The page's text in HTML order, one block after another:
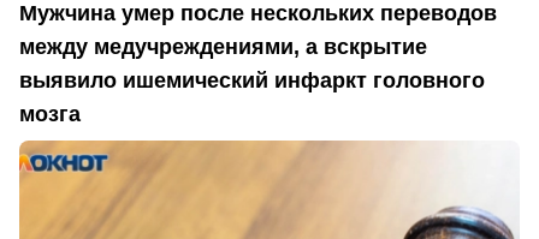
Мужчина умер после нескольких переводов
между медучреждениями, а вскрытие
выявило ишемический инфаркт головного
мозга